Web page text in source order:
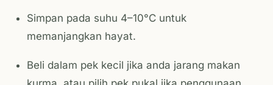
Simpan pada suhu 4–10°C untuk
memanjangkan hayat.
Beli dalam pek kecil jika anda jarang makan